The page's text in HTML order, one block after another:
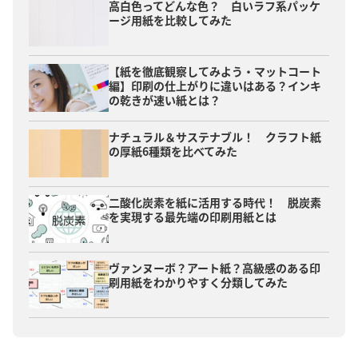
高白色ってどんな色？ 白いラフ系パッケ
ージ用紙を比較してみた
【紙を徹底観察してみよう・マットコート
編】印刷の仕上がりに違いはある？インキ
の乾きが速い紙とは？
ナチュラル＆サステナブル！ クラフト紙
の厚紙6種類を比べてみた
二酸化炭素を紙に活用する時代！ 脱炭素
を実現する最先端の印刷用紙とは
ヴァンヌーボ？アート紙？高級感のある印
刷用紙をわかりやすく分類してみた